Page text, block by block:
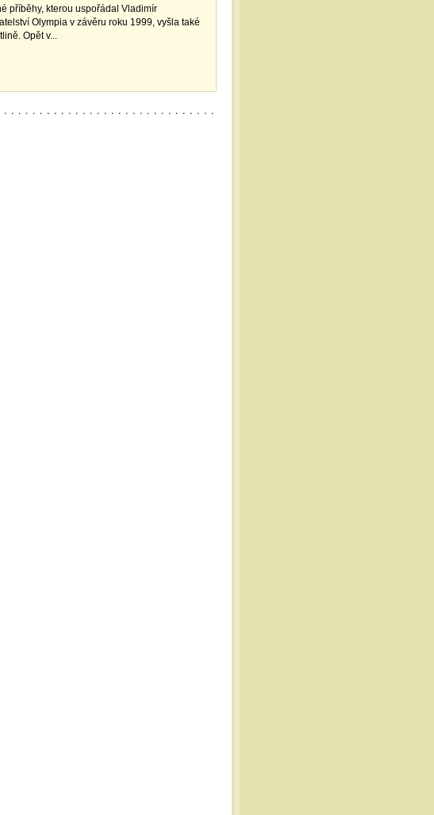
příběhy, kterou uspořádal Vladimír
Olympia v závěru roku 1999, vyšla také
Opět v...